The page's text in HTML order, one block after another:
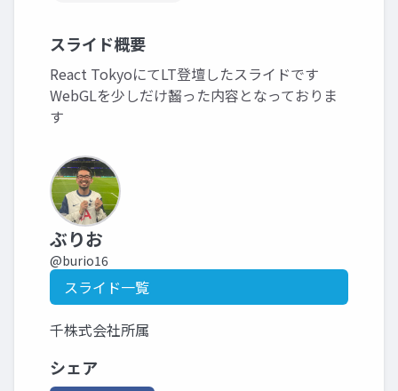
スライド概要
React TokyoにてLT登壇したスライドです
WebGLを少しだけ齧った内容となっておりま
す
ぶりお
@burio16
スライド一覧
千株式会社所属
シェア